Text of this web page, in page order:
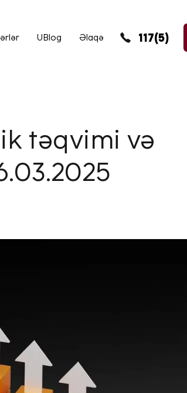
UBlog Əlaqə 117(5)
təqvimi və